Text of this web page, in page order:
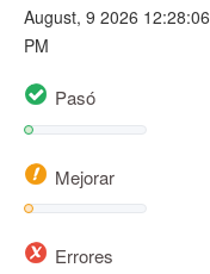
August, 9 2026 12:28:06
PM
Pasó
Mejorar
Errores